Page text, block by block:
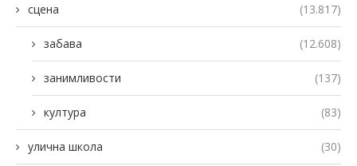
сцена (13.817)
забава (12.608)
занимливости (137)
култура (83)
улична школа (30)